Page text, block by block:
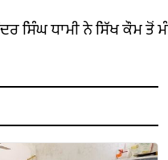
ਸਿੰਘ ਧਾਮੀ ਨੇ ਸਿੱਖ ਕੌਮ